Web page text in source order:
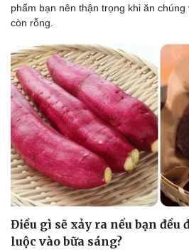
phẩm bạn nên thận trọng khi ăn
còn rỗng.
Điều gì sẽ xảy ra nếu bạn
luộc vào bữa sáng?